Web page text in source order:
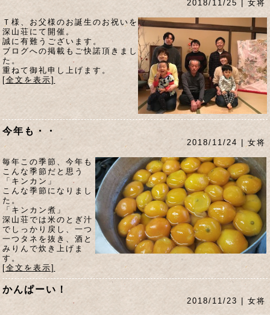
2018/11/25 | 女将
Ｔ様、お父様のお誕生のお祝いを
深山荘にて開催。
誠に有難うございます。
ブログへの掲載もご快諾頂きまし
た。
重ねて御礼申し上げます。
[全文を表示]
今年も・・
2018/11/24 | 女将
毎年この季節、今年も
こんな季節だと思う
「キンカン」
こんな季節になりまし
た。
「キンカン煮」
深山荘では米のとぎ汁
でしっかり戻し、一つ
一つタネを抜き、酒と
みりんで炊き上げま
す。
[全文を表示]
かんぱーい！
2018/11/23 | 女将